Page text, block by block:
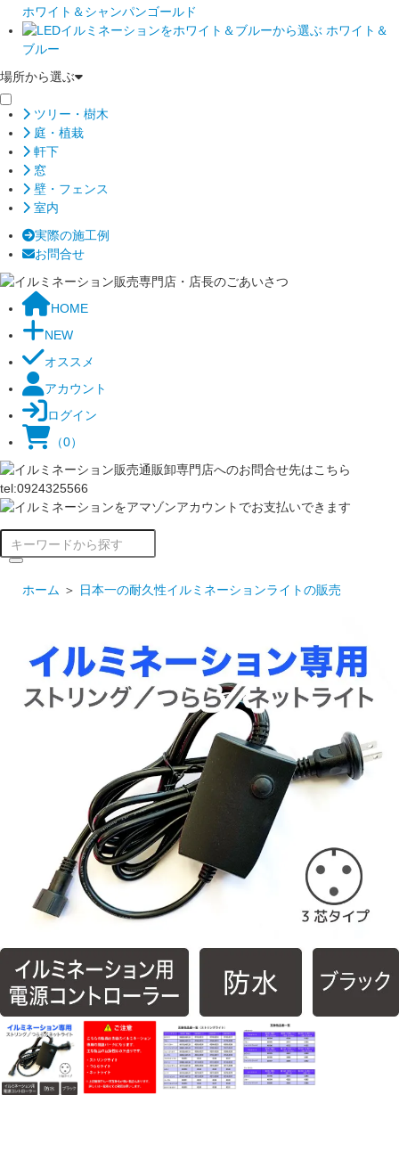
ホワイト＆シャンパンゴールド
ホワイト＆
ブルー
場所から選ぶ
ツリー・樹木
庭・植栽
軒下
窓
壁・フェンス
室内
実際の施工例
お問合せ
HOME
NEW
オススメ
アカウント
ログイン
（0）
ホーム ＞ 日本一の耐久性イルミネーションライトの販売